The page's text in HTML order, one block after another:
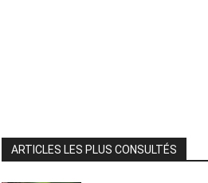
ARTICLES LES PLUS CONSULTÉS